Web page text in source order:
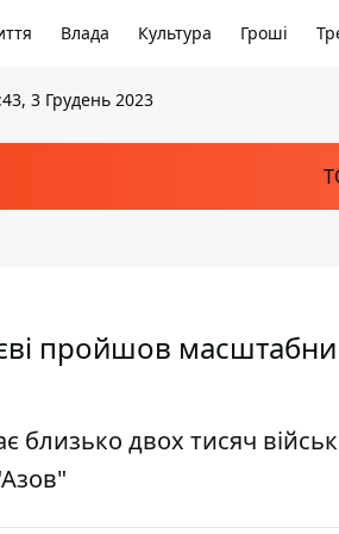
Влада Культура Гроші
3 Грудень 2023
пройшов
близько двох тисяч